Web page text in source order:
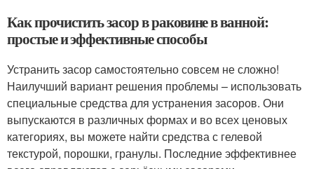
Как прочистить засор в раковине в ванной:
простые и эффективные способы
Устранить засор самостоятельно совсем не сложно!
Наилучший вариант решения проблемы – использовать
специальные средства для устранения засоров. Они
выпускаются в различных формах и во всех ценовых
категориях, вы можете найти средства с гелевой
текстурой, порошки, гранулы. Последние эффективнее